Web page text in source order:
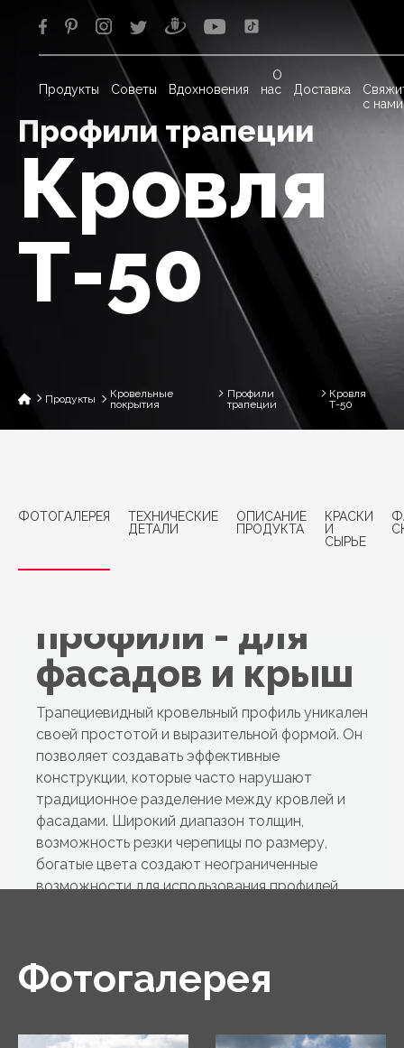
Продукты Советы Вдохновения
О
нас
Доставка
с нами
Профили трапеции
Кровля
Т-50
Продукты
Кровельные
покрытия
Профили
трапеции
Кровля
Т-50
ФОТОГАЛЕРЕЯ
ТЕХНИЧЕСКИЕ
ДЕТАЛИ
ОПИСАНИЕ
ПРОДУКТА
КРАСКИ
И
СЫРЬЕ
профили - для
фасадов и крыш
Трапециевидный кровельный профиль уникален
своей простотой и выразительной формой. Он
позволяет создавать эффективные
конструкции, которые часто нарушают
традиционное разделение между кровлей и
фасадами. Широкий диапазон толщин,
возможность резки черепицы по размеру,
богатые цвета создают неограниченные
возможности для использования профилей.
Фотогалерея